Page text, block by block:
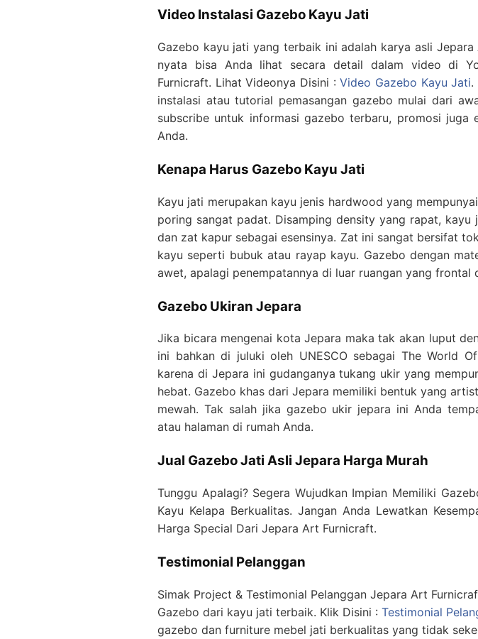
Video Instalasi Gazebo Kayu Jati
Gazebo kayu jati yang terbaik ini adalah karya asli
nyata bisa Anda lihat secara detail dalam video di
Furnicraft. Lihat Videonya Disini :Video Gazebo Kayu Jati.
instalasi atau tutorial pemasangan gazebo mulai dari
subscribe untuk informasi gazebo terbaru, promosi juga
Anda.
Kenapa Harus Gazebo Kayu Jati
Kayu jati merupakan kayu jenis hardwood yang
poring sangat padat. Disamping density yang rapat,
dan zat kapur sebagai esensinya. Zat ini sangat bersifat
kayu seperti bubuk atau rayap kayu. Gazebo dengan
awet, apalagi penempatannya di luar ruangan yang frontal
Gazebo Ukiran Jepara
Jika bicara mengenai kota Jepara maka tak akan luput
ini bahkan di juluki oleh UNESCO sebagai The World
karena di Jepara ini gudanganya tukang ukir yang
hebat. Gazebo khas dari Jepara memiliki bentuk yang
mewah. Tak salah jika gazebo ukir jepara ini Anda
atau halaman di rumah Anda.
Jual Gazebo Jati Asli Jepara Harga Murah
Tunggu Apalagi? Segera Wujudkan Impian Memiliki
Kayu Kelapa Berkualitas. Jangan Anda Lewatkan
Harga Special Dari Jepara Art Furnicraft.
Testimonial Pelanggan
Simak Project & Testimonial Pelanggan Jepara Art
Gazebo dari kayu jati terbaik. Klik Disini : Testimonial
gazebo dan furniture mebel jati berkualitas yang tidak